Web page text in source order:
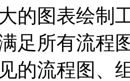
的图表绘制
足所有流程
的流程图、